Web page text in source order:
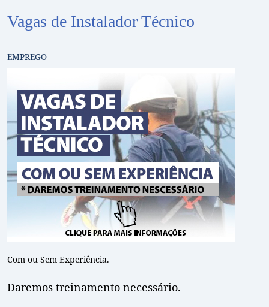
Vagas de Instalador Técnico
EMPREGO
Com ou Sem Experiência.
Daremos treinamento necessário.